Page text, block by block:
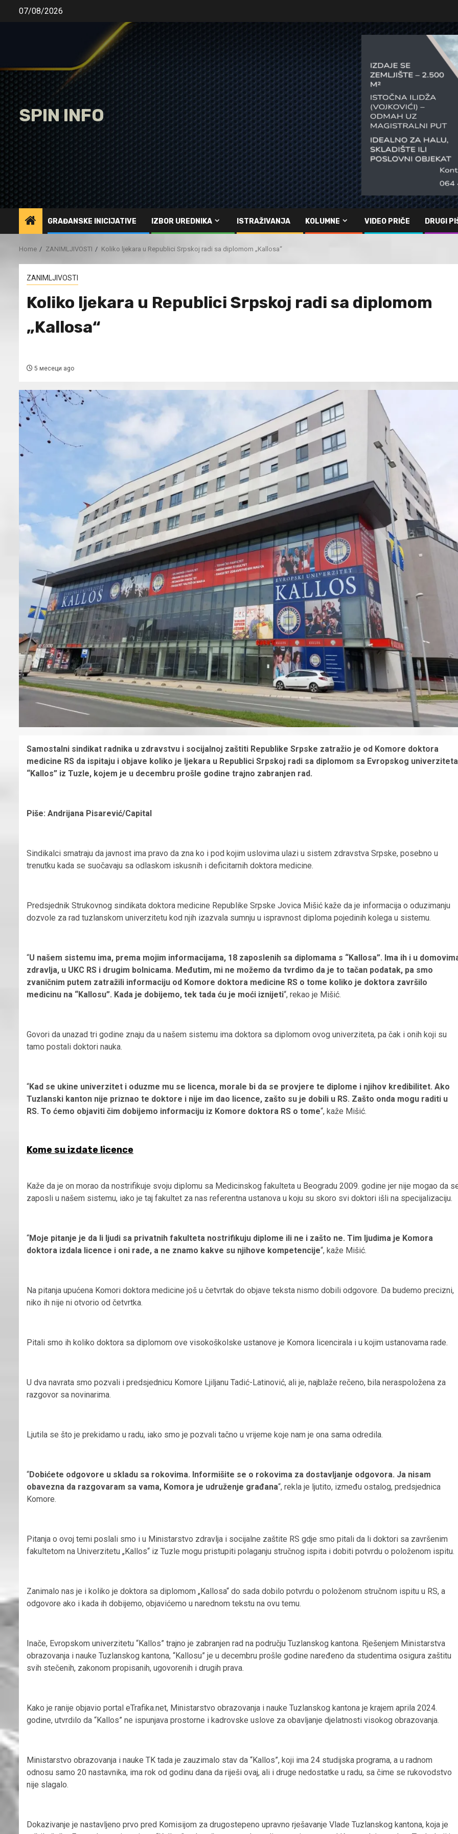
07/08/2026
SPIN INFO
GRAĐANSKE INICIJATIVE IZBOR UREDNIKA ISTRAŽIVANJA KOLUMNE VIDEO PRIČE DRUGI
Home ZANIMLJIVOSTI Koliko ljekara u Republici Srpskoj radi sa diplomom „Kallosa“
ZANIMLJIVOSTI
Koliko ljekara u Republici Srpskoj radi sa diplomom
„Kallosa“
5 месеци ago
Samostalni sindikat radnika u zdravstvu i socijalnoj zaštiti Republike Srpske zatražio je od Komore doktora
medicine RS da ispitaju i objave koliko je ljekara u Republici Srpskoj radi sa diplomom sa Evropskog univerziteta
“Kallos” iz Tuzle, kojem je u decembru prošle godine trajno zabranjen rad.
Piše: Andrijana Pisarević/Capital
Sindikalci smatraju da javnost ima pravo da zna ko i pod kojim uslovima ulazi u sistem zdravstva Srpske, posebno u
trenutku kada se suočavaju sa odlaskom iskusnih i deficitarnih doktora medicine.
Predsjednik Strukovnog sindikata doktora medicine Republike Srpske Jovica Mišić kaže da je informacija o oduzimanju
dozvole za rad tuzlanskom univerzitetu kod njih izazvala sumnju u ispravnost diploma pojedinih kolega u sistemu.
“U našem sistemu ima, prema mojim informacijama, 18 zaposlenih sa diplomama s “Kallosa”. Ima ih i u
zdravlja, u UKC RS i drugim bolnicama. Međutim, mi ne možemo da tvrdimo da je to tačan podatak, pa smo
zvaničnim putem zatražili informaciju od Komore doktora medicine RS o tome koliko je doktora završilo
medicinu na “Kallosu”. Kada je dobijemo, tek tada ću je moći iznijeti“, rekao je Mišić.
Govori da unazad tri godine znaju da u našem sistemu ima doktora sa diplomom ovog univerziteta, pa čak i onih koji su
tamo postali doktori nauka.
“Kad se ukine univerzitet i oduzme mu se licenca, morale bi da se provjere te diplome i njihov kredibilitet. Ako
Tuzlanski kanton nije priznao te doktore i nije im dao licence, zašto su je dobili u RS. Zašto onda mogu raditi u
RS. To ćemo objaviti čim dobijemo informaciju iz Komore doktora RS o tome“, kaže Mišić.
Kome su izdate licence
Kaže da je on morao da nostrifikuje svoju diplomu sa Medicinskog fakulteta u Beogradu 2009. godine jer nije mogao da
zaposli u našem sistemu, iako je taj fakultet za nas referentna ustanova u koju su skoro svi doktori išli na specijalizaciju.
“Moje pitanje je da li ljudi sa privatnih fakulteta nostrifikuju diplome ili ne i zašto ne. Tim ljudima je Komora
doktora izdala licence i oni rade, a ne znamo kakve su njihove kompetencije“, kaže Mišić.
Na pitanja upućena Komori doktora medicine još u četvrtak do objave teksta nismo dobili odgovore. Da budemo precizni,
niko ih nije ni otvorio od četvrtka.
Pitali smo ih koliko doktora sa diplomom ove visokoškolske ustanove je Komora licencirala i u kojim ustanovama rade.
U dva navrata smo pozvali i predsjednicu Komore Ljiljanu Tadić-Latinović, ali je, najblaže rečeno, bila neraspoložena za
razgovor sa novinarima.
Ljutila se što je prekidamo u radu, iako smo je pozvali tačno u vrijeme koje nam je ona sama odredila.
“Dobićete odgovore u skladu sa rokovima. Informišite se o rokovima za dostavljanje odgovora. Ja nisam
obavezna da razgovaram sa vama, Komora je udruženje građana“, rekla je ljutito, između ostalog, predsjednica
Komore.
Pitanja o ovoj temi poslali smo i u Ministarstvo zdravlja i socijalne zaštite RS gdje smo pitali da li doktori sa završenim
fakultetom na Univerzitetu „Kallos“ iz Tuzle mogu pristupiti polaganju stručnog ispita i dobiti potvrdu o položenom ispitu.
Zanimalo nas je i koliko je doktora sa diplomom „Kallosa“ do sada dobilo potvrdu o položenom stručnom ispitu u RS, a
odgovore ako i kada ih dobijemo, objavićemo u narednom tekstu na ovu temu.
Inače, Evropskom univerzitetu “Kallos” trajno je zabranjen rad na području Tuzlanskog kantona. Rješenjem Ministarstva
obrazovanja i nauke Tuzlanskog kantona, “Kallosu” je u decembru prošle godine naređeno da studentima osigura zaštitu
svih stečenih, zakonom propisanih, ugovorenih i drugih prava.
Kako je ranije objavio portal eTrafika.net, Ministarstvo obrazovanja i nauke Tuzlanskog kantona je krajem aprila 2024.
godine, utvrdilo da “Kallos” ne ispunjava prostorne i kadrovske uslove za obavljanje djelatnosti visokog obrazovanja.
Ministarstvo obrazovanja i nauke TK tada je zauzimalo stav da “Kallos”, koji ima 24 studijska programa, a u radnom
odnosu samo 20 nastavnika, ima rok od godinu dana da riješi ovaj, ali i druge nedostatke u radu, sa čime se rukovodstvo
nije slagalo.
Dokazivanje je nastavljeno prvo pred Komisijom za drugostepeno upravno rješavanje Vlade Tuzlanskog kantona, koja je